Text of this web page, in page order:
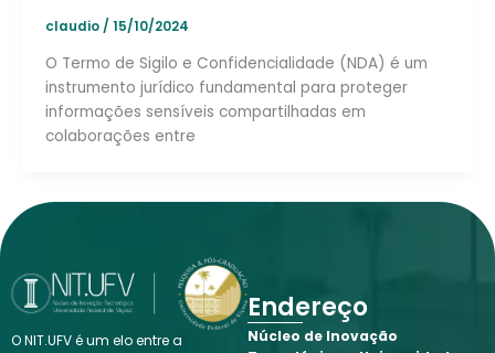
claudio/ 15/10/2024
O Termo de Sigilo e Confidencialidade (NDA) é um
instrumento jurídico fundamental para proteger
informações sensíveis compartilhadas em
colaborações entre
O NIT.UFV é um elo entre a
Endereço
Núcleo de Inovação